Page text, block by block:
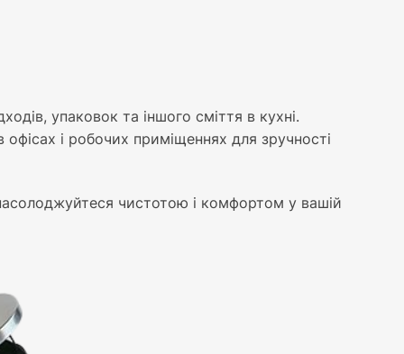
упаковок та іншого сміття в кухні.
і робочих приміщеннях для зручності
чистотою і комфортом у вашій